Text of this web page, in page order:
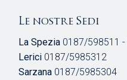
Le nostre Sedi
La Spezia 0187/598511
Lerici 0187/5985312
Sarzana 0187/5985304